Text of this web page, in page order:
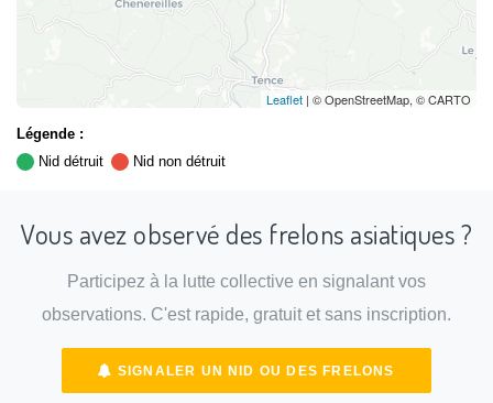
Leaflet | © OpenStreetMap, © CARTO
Légende :
Nid détruit
Nid non détruit
Vous avez observé des frelons asiatiques ?
Participez à la lutte collective en signalant vos
observations. C'est rapide, gratuit et sans inscription.
SIGNALER UN NID OU DES FRELONS